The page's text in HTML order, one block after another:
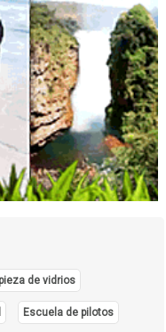
de vidrios
Escuela de pilotos